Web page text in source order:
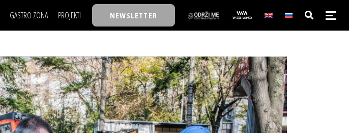
GASTRO ZONA PROJEKTI
TASTY TALKS
30 ISPOD 30
BACK TO OFFICE/SCHOOL
BIZBENDOVI
NEWSLETTER
NAJKOLEGA
30 ISPOD 30
BACK TO OFFICE/SCHOOL
BIZBENDOVI
BIZKOLEGIJUM
BMW BIZNIS LIGA